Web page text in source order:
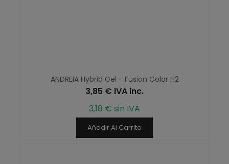
ANDREIA Hybrid Gel - Fusion Color H2
3,85 € IVA inc.
3,18 € sin IVA
Añadir Al Carrito